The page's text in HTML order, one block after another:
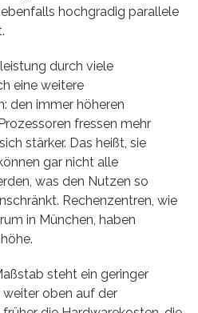
hochgradig parallele
durch viele
eine weitere
den immer höheren
fressen mehr
stärker. Das heißt, sie
gar nicht alle
was den Nutzen so
Rechenzentren, wie
in München, haben
steht ein geringer
oben auf der